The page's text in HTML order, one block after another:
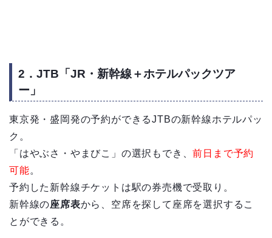
2．JTB「JR・新幹線＋ホテルパックツア
ー」
東京発・盛岡発の予約ができるJTBの新幹線ホテルパッ
ク。
「はやぶさ・やまびこ」の選択もでき、前日まで予約
可能。
予約した新幹線チケットは駅の券売機で受取り。
新幹線の座席表から、空席を探して座席を選択するこ
とができる。